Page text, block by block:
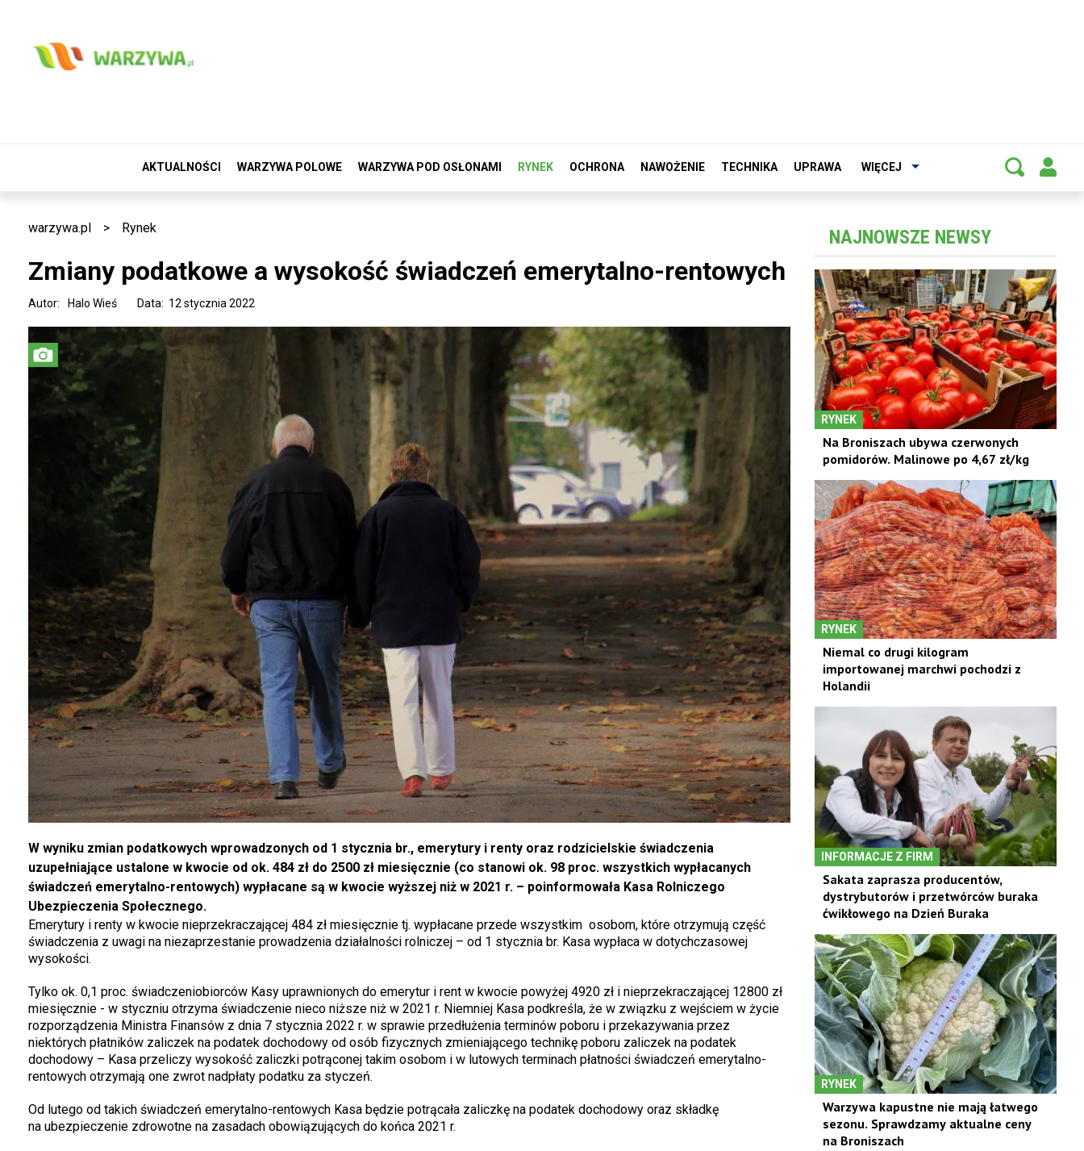
AKTUALNOŚCI WARZYWA POLOWE WARZYWA POD OSŁONAMI RYNEK OCHRONA NAWOŻENIE TECHNIKA UPRAWA WIĘCEJ
warzywa.pl > Rynek
Zmiany podatkowe a wysokość świadczeń emerytalno-rentowych
Data: 12 stycznia 2022
Autor: Halo Wieś
W wyniku zmian podatkowych wprowadzonych od 1 stycznia br., emerytury i renty oraz rodzicielskie świadczenia
uzupełniające ustalone w kwocie od ok. 484 zł do 2500 zł miesięcznie (co stanowi ok. 98 proc. wszystkich wypłacanych
świadczeń emerytalno-rentowych) wypłacane są w kwocie wyższej niż w 2021 r. – poinformowała Kasa Rolniczego
Ubezpieczenia Społecznego.
Emerytury i renty w kwocie nieprzekraczającej 484 zł miesięcznie tj. wypłacane przede wszystkim osobom, które otrzymują część
świadczenia z uwagi na niezaprzestanie prowadzenia działalności rolniczej – od 1 stycznia br. Kasa wypłaca w dotychczasowej
wysokości.
Tylko ok. 0,1 proc. świadczeniobiorców Kasy uprawnionych do emerytur i rent w kwocie powyżej 4920 zł i nieprzekraczającej 12800 zł
miesięcznie - w styczniu otrzyma świadczenie nieco niższe niż w 2021 r. Niemniej Kasa podkreśla, że w związku z wejściem w życie
rozporządzenia Ministra Finansów z dnia 7 stycznia 2022 r. w sprawie przedłużenia terminów poboru i przekazywania przez
niektórych płatników zaliczek na podatek dochodowy od osób fizycznych zmieniającego technikę poboru zaliczek na podatek
dochodowy – Kasa przeliczy wysokość zaliczki potrąconej takim osobom i w lutowych terminach płatności świadczeń emerytalno-
rentowych otrzymają one zwrot nadpłaty podatku za styczeń.
Od lutego od takich świadczeń emerytalno-rentowych Kasa będzie potrącała zaliczkę na podatek dochodowy oraz składkę
na ubezpieczenie zdrowotne na zasadach obowiązujących do końca 2021 r.
NAJNOWSZE NEWSY
RYNEK
Na Broniszach ubywa czerwonych
pomidorów. Malinowe po 4,67 zł/kg
RYNEK
Niemal co drugi kilogram
importowanej marchwi pochodzi z
Holandii
INFORMACJE Z FIRM
Sakata zaprasza producentów,
dystrybutorów i przetwórców buraka
ćwikłowego na Dzień Buraka
RYNEK
Warzywa kapustne nie mają łatwego
sezonu. Sprawdzamy aktualne ceny
na Broniszach